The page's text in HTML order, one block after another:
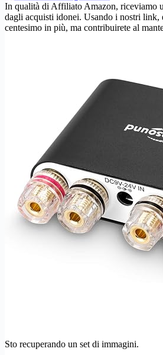
In qualità di Affiliato Amazon, riceviamo
dagli acquisti idonei. Usando i nostri link,
centesimo in più, ma contribuirete al
Sto recuperando un set di immagini.